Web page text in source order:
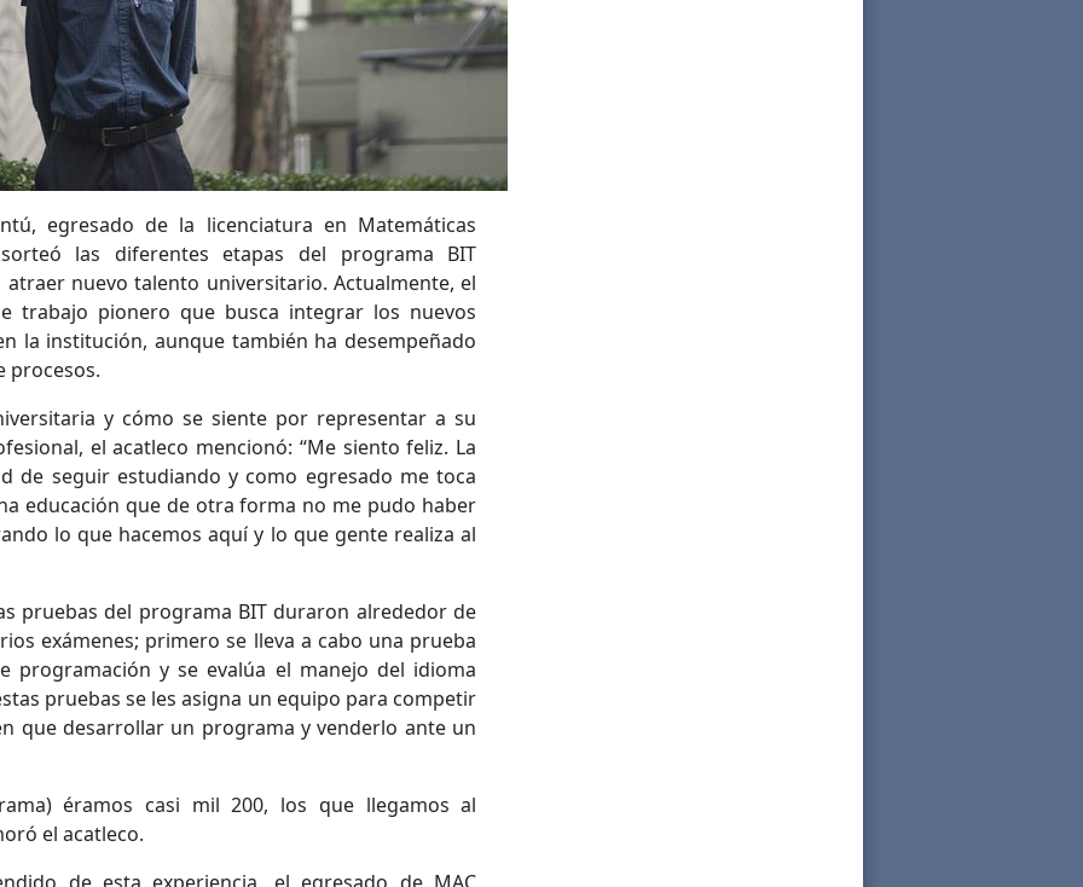
egresado de la licenciatura en Matemáticas
las diferentes etapas del programa BIT
atraer nuevo talento universitario. Actualmente, el
trabajo pionero que busca integrar los nuevos
la institución, aunque también ha desempeñado
procesos.
y cómo se siente por representar a su
el acatleco mencionó: “Me siento feliz. La
de seguir estudiando y como egresado me toca
educación que de otra forma no me pudo haber
lo que hacemos aquí y lo que gente realiza al
pruebas del programa BIT duraron alrededor de
exámenes; primero se lleva a cabo una prueba
programación y se evalúa el manejo del idioma
pruebas se les asigna un equipo para competir
que desarrollar un programa y venderlo ante un
éramos casi mil 200, los que llegamos al
el acatleco.